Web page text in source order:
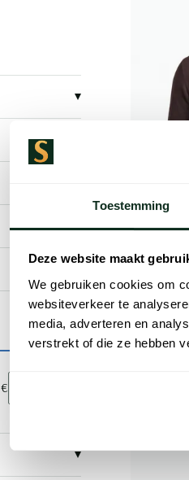
Toestemming
Deze website maakt
We gebruiken cookies om
websiteverkeer te
media, adverteren en
verstrekt of die ze hebben
Maximum value input
€
trui
€ 109,95